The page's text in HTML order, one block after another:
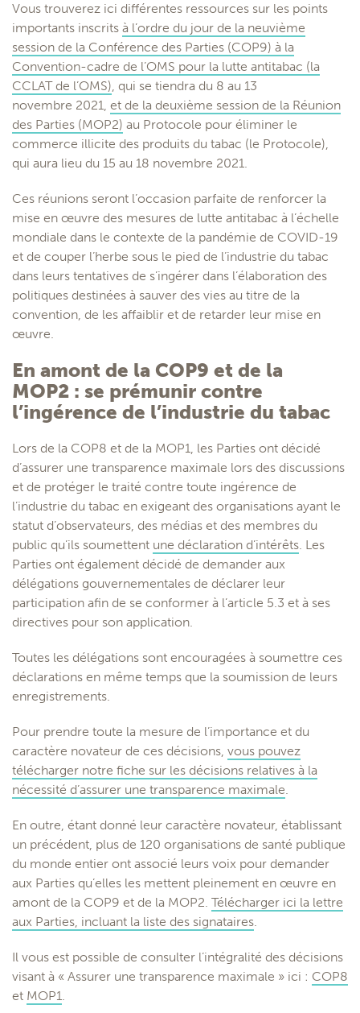
Vous trouverez ici différentes ressources sur les points
importants inscrits à l’ordre du jour de la neuvième
session de la Conférence des Parties (COP9) à la
Convention-cadre de l’OMS pour la lutte antitabac (la
CCLAT de l’OMS), qui se tiendra du 8 au 13
novembre 2021, et de la deuxième session de la Réunion
des Parties (MOP2) au Protocole pour éliminer le
commerce illicite des produits du tabac (le Protocole),
qui aura lieu du 15 au 18 novembre 2021.
Ces réunions seront l’occasion parfaite de renforcer la
mise en œuvre des mesures de lutte antitabac à l’échelle
mondiale dans le contexte de la pandémie de COVID-19
et de couper l’herbe sous le pied de l’industrie du tabac
dans leurs tentatives de s’ingérer dans l’élaboration des
politiques destinées à sauver des vies au titre de la
convention, de les affaiblir et de retarder leur mise en
œuvre.
En amont de la COP9 et de la
MOP2 : se prémunir contre
l’ingérence de l’industrie du tabac
Lors de la COP8 et de la MOP1, les Parties ont décidé
d’assurer une transparence maximale lors des discussions
et de protéger le traité contre toute ingérence de
l’industrie du tabac en exigeant des organisations ayant le
statut d’observateurs, des médias et des membres du
public qu’ils soumettent une déclaration d’intérêts. Les
Parties ont également décidé de demander aux
délégations gouvernementales de déclarer leur
participation afin de se conformer à l’article 5.3 et à ses
directives pour son application.
Toutes les délégations sont encouragées à soumettre ces
déclarations en même temps que la soumission de leurs
enregistrements.
Pour prendre toute la mesure de l’importance et du
caractère novateur de ces décisions, vous pouvez
télécharger notre fiche sur les décisions relatives à la
nécessité d’assurer une transparence maximale.
En outre, étant donné leur caractère novateur, établissant
un précédent, plus de 120 organisations de santé publique
du monde entier ont associé leurs voix pour demander
aux Parties qu’elles les mettent pleinement en œuvre en
amont de la COP9 et de la MOP2. Télécharger ici la lettre
aux Parties, incluant la liste des signataires.
Il vous est possible de consulter l’intégralité des décisions
visant à « Assurer une transparence maximale » ici : COP8
et MOP1.